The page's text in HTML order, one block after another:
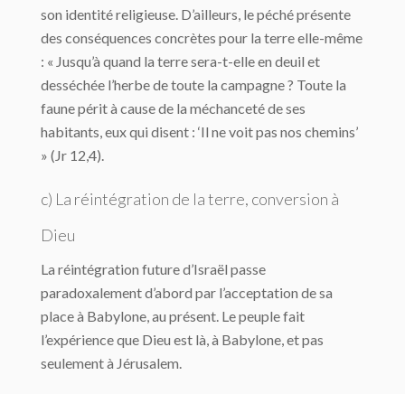
son identité religieuse. D’ailleurs, le péché présente
des conséquences concrètes pour la terre elle-même
: « Jusqu’à quand la terre sera-t-elle en deuil et
desséchée l’herbe de toute la campagne ? Toute la
faune périt à cause de la méchanceté de ses
habitants, eux qui disent : ‘Il ne voit pas nos chemins’
» (Jr 12,4).
c) La réintégration de la terre, conversion à
Dieu
La réintégration future d’Israël passe
paradoxalement d’abord par l’acceptation de sa
place à Babylone, au présent. Le peuple fait
l’expérience que Dieu est là, à Babylone, et pas
seulement à Jérusalem.